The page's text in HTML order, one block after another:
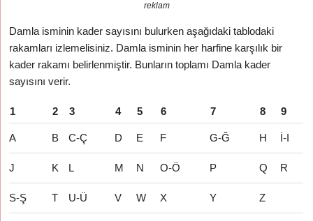
reklam
Damla isminin kader sayısını bulurken aşağıdaki tablodaki
rakamları izlemelisiniz. Damla isminin her harfine karşılık bir
kader rakamı belirlenmiştir. Bunların toplamı Damla kader
sayısını verir.
1 2 3 4 5 6 7 8 9
A B C-Ç D E F G-Ğ H İ-I
J K L M N O-Ö P Q R
S-Ş T U-Ü V W X Y Z